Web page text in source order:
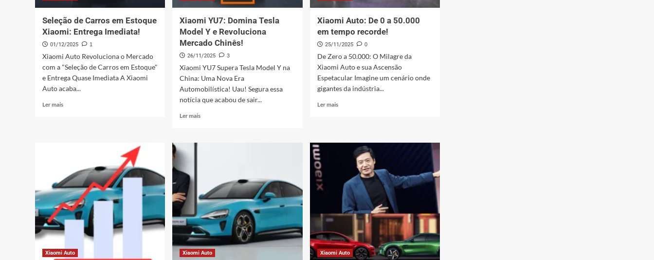
Seleção de Carros em Estoque
Xiaomi: Entrega Imediata!
01/12/2025 1
Xiaomi Auto Revoluciona o Mercado
com a "Seleção de Carros em Estoque"
e Entrega Quase Imediata A Xiaomi
Auto acaba...
Ler maisLeia
Estoque
Xiaomi:
Entrega
Imediata!
Xiaomi YU7: Domina Tesla
Model Y e Revoluciona
Mercado Chinês!
26/11/2025 3
Xiaomi YU7 Supera Tesla Model Y na
China: Uma Nova Era
Automobilística! Uau! Segura essa
notícia que acabou de sair...
Ler maisLeia
e
Revoluciona
Mercado
Chinês!
Xiaomi Auto: De 0 a 50.000
em tempo recorde!
25/11/2025 0
De Zero a 50.000: O Milagre da
Xiaomi Auto e sua Ascensão
Espetacular Imagine um cenário onde
gigantes da indústria...
Ler maisLeia
50.000
em
tempo
recorde!
Xiaomi Auto Xiaomi Auto Xiaomi Auto